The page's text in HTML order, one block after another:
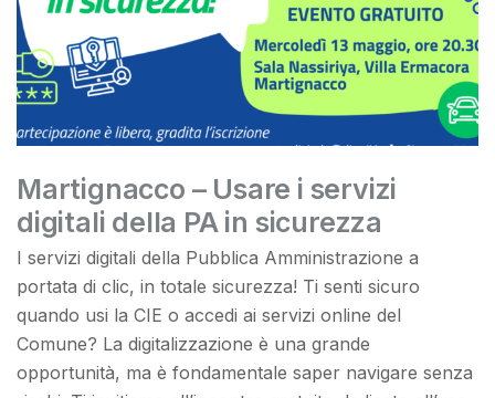
Martignacco – Usare i servizi
digitali della PA in sicurezza
I servizi digitali della Pubblica Amministrazione a
portata di clic, in totale sicurezza! Ti senti sicuro
quando usi la CIE o accedi ai servizi online del
Comune? La digitalizzazione è una grande
opportunità, ma è fondamentale saper navigare senza